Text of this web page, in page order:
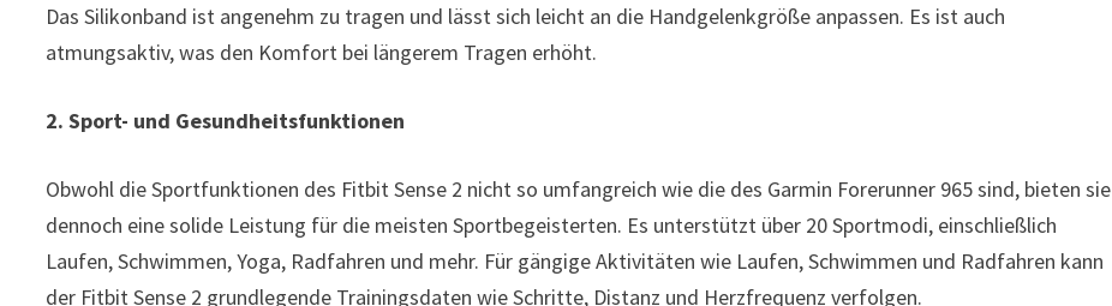
Das Silikonband ist angenehm zu tragen und lässt sich leicht an die Handgelenkgröße anpassen. Es ist auch
atmungsaktiv, was den Komfort bei längerem Tragen erhöht.
2. Sport- und Gesundheitsfunktionen
Obwohl die Sportfunktionen des Fitbit Sense 2 nicht so umfangreich wie die des Garmin Forerunner 965 sind, bieten sie
dennoch eine solide Leistung für die meisten Sportbegeisterten. Es unterstützt über 20 Sportmodi, einschließlich
Laufen, Schwimmen, Yoga, Radfahren und mehr. Für gängige Aktivitäten wie Laufen, Schwimmen und Radfahren kann
der Fitbit Sense 2 grundlegende Trainingsdaten wie Schritte, Distanz und Herzfrequenz verfolgen.